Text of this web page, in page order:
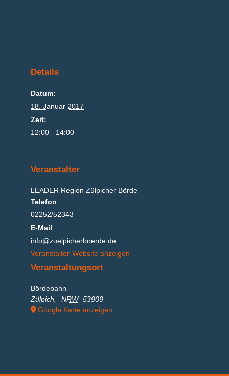
Details
Datum:
18. Januar 2017
Zeit:
12:00 - 14:00
Veranstaltungsort
Bördebahn
Zülpich
NRW 53909
Google Karte anzeigen
Veranstalter
LEADER Region Zülpicher Börde
Telefon
02252/52343
E-Mail
info@zuelpicherboerde.de
Veranstalter-Website anzeigen